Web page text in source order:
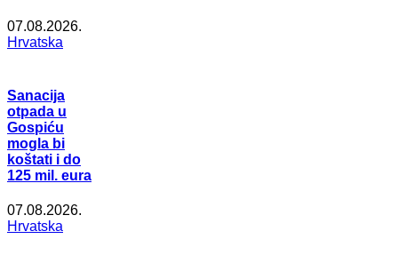
07.08.2026.
Hrvatska
Sanacija
otpada u
Gospiću
mogla bi
koštati i do
125 mil. eura
07.08.2026.
Hrvatska